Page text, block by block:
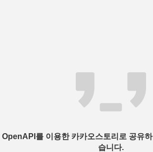
OpenAPI를 이용한 카카오스토리로 공유
습니다.